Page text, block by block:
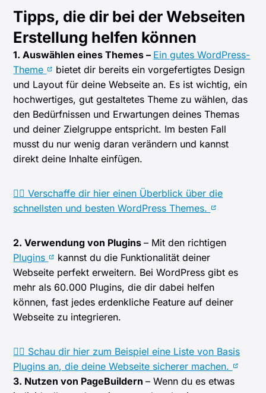
Tipps, die dir bei der Webseiten
Erstellung helfen können
1. Auswählen eines Themes – Ein gutes WordPress-
Theme
bietet dir bereits ein vorgefertigtes Design
und Layout für deine Webseite an. Es ist wichtig, ein
hochwertiges, gut gestaltetes Theme zu wählen, das
den Bedürfnissen und Erwartungen deines Themas
und deiner Zielgruppe entspricht. Im besten Fall
musst du nur wenig daran verändern und kannst
direkt deine Inhalte einfügen.
👉🏻 Verschaffe dir hier einen Überblick über die
schnellsten und besten WordPress Themes.
2. Verwendung von Plugins– Mit den richtigen
Plugins
kannst du die Funktionalität deiner
Webseite perfekt erweitern. Bei WordPress gibt es
mehr als 60.000 Plugins, die dir dabei helfen
können, fast jedes erdenkliche Feature auf deiner
Webseite zu integrieren.
👉🏻 Schau dir hier zum Beispiel eine Liste von Basis
Plugins an, die deine Webseite sicherer machen.
3. Nutzen von PageBuildern– Wenn du es etwas